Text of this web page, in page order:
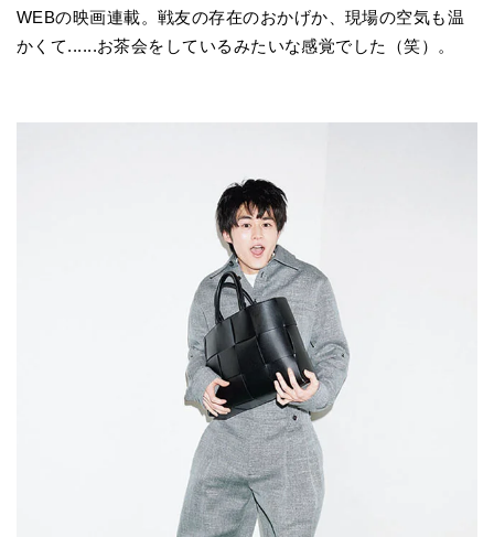
WEBの映画連載。戦友の存在のおかげか、現場の空気も温
かくて......お茶会をしているみたいな感覚でした（笑）。